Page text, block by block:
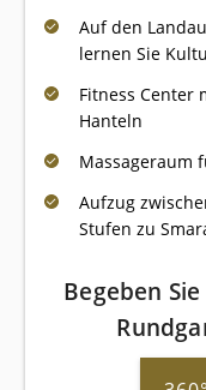
Auf den
lernen Sie
Fitness Center
Hanteln
Massageraum
Aufzug
Stufen zu
Begeben